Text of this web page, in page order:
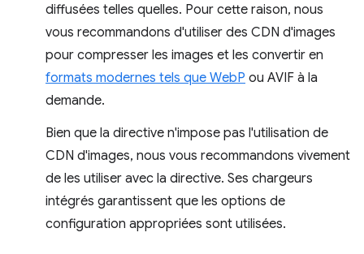
diffusées telles quelles. Pour cette raison, nous
vous recommandons d'utiliser des CDN d'images
pour compresser les images et les convertir en
formats modernes tels que WebP ou AVIF à la
demande.
Bien que la directive n'impose pas l'utilisation de
CDN d'images, nous vous recommandons vivement
de les utiliser avec la directive. Ses chargeurs
intégrés garantissent que les options de
configuration appropriées sont utilisées.